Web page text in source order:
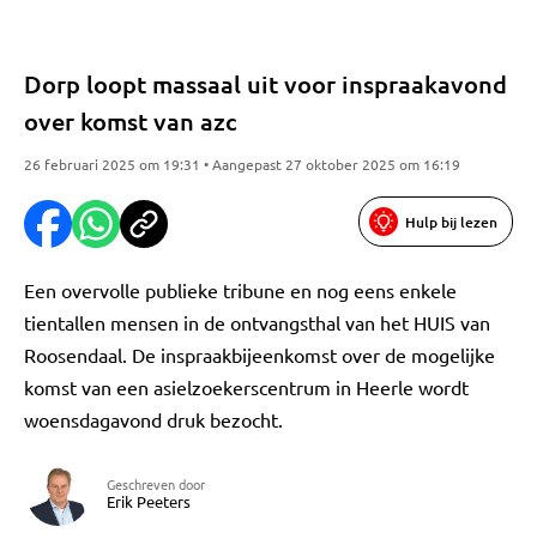
Dorp loopt massaal uit voor inspraakavond
over komst van azc
26 februari 2025 om 19:31 • Aangepast 27 oktober 2025 om 16:19
Hulp bij lezen
Een overvolle publieke tribune en nog eens enkele
tientallen mensen in de ontvangsthal van het HUIS van
Roosendaal. De inspraakbijeenkomst over de mogelijke
komst van een asielzoekerscentrum in Heerle wordt
woensdagavond druk bezocht.
Geschreven door
Erik Peeters